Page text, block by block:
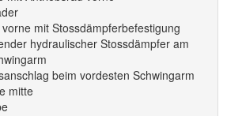
mit Stossdämpferbefestigung
hydraulischer Stossdämpfer am
beim vordesten Schwingarm
mitte